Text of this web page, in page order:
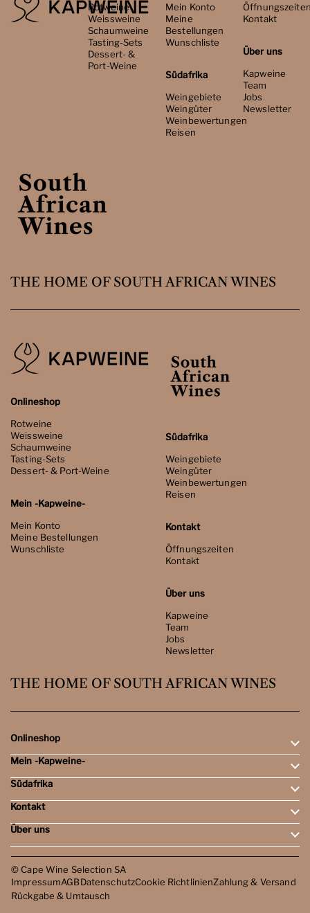
Rotweine
Weissweine
Schaumweine
Tasting-Sets
Dessert- &
Port-Weine
Mein Konto
Meine
Bestellungen
Wunschliste
Südafrika
Weingebiete
Weingüter
Weinbewertungen
Reisen
Kontakt
Über uns
Kapweine
Team
Jobs
Newsletter
THE HOME OF SOUTH AFRICAN WINES
Onlineshop
Rotweine
Weissweine
Schaumweine
Tasting-Sets
Dessert- & Port-Weine
Mein -Kapweine-
Mein Konto
Meine Bestellungen
Wunschliste
Südafrika
Weingebiete
Weingüter
Weinbewertungen
Reisen
Kontakt
Öffnungszeiten
Kontakt
Über uns
Kapweine
Team
Jobs
Newsletter
THE HOME OF SOUTH AFRICAN WINES
Onlineshop
Rotweine
Weissweine
Schaumweine
Tasting-Sets
Dessert- & Port-Weine
Mein -Kapweine-
Mein Konto
Meine Bestellungen
Wunschliste
Südafrika
Weingebiete
Weingüter
Weinbewertungen
Reisen
Kontakt
Öffnungszeiten
Kontakt
Über uns
Kapweine
Team
Jobs
Newsletter
© Cape Wine Selection SA
ImpressumAGBDatenschutzCookie RichtlinienZahlung & Versand
Rückgabe & Umtausch